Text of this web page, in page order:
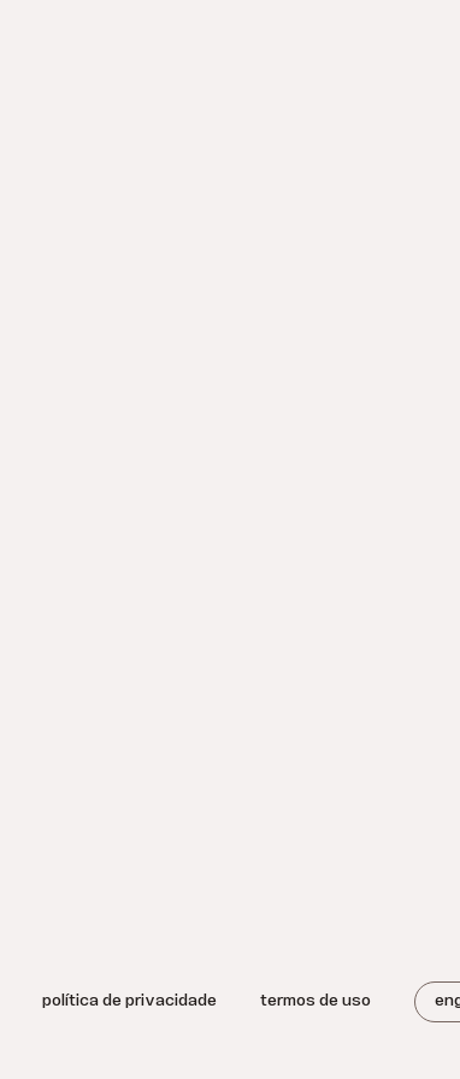
política de privacidade termos de uso